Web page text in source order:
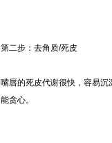
第二步：去角质/死皮
嘴唇的死皮代谢很快，容易
能贪心。